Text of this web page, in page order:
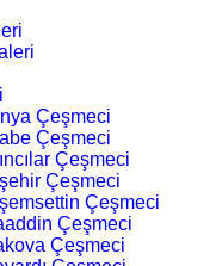
Çeşmeci
Çeşmeci
Çeşmeci
Çeşmeci
Çeşmeci
Çeşmeci
Çeşmeci